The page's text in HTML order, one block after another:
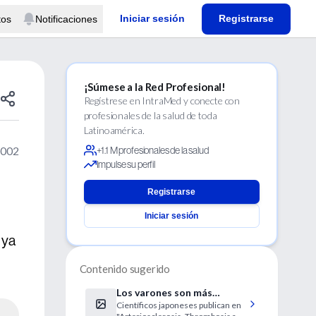
Notificaciones Iniciar sesión Registrarse
¡Súmese a la Red Profesional!
Regístrese en IntraMed y conecte con
profesionales de la salud de toda
Latinoamérica.
+1.1 M profesionales de la salud
Impulse su perfil
Registrarse
Iniciar sesión
Contenido sugerido
Los varones son más
propensos al estrés
Científicos japoneses publican en